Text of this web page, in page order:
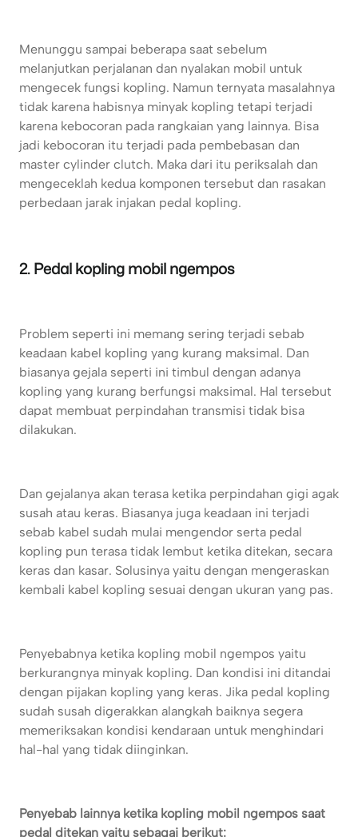
Menunggu sampai beberapa saat sebelum
melanjutkan perjalanan dan nyalakan mobil untuk
mengecek fungsi kopling. Namun ternyata masalahnya
tidak karena habisnya minyak kopling tetapi terjadi
karena kebocoran pada rangkaian yang lainnya. Bisa
jadi kebocoran itu terjadi pada pembebasan dan
master cylinder clutch. Maka dari itu periksalah dan
mengeceklah kedua komponen tersebut dan rasakan
perbedaan jarak injakan pedal kopling.
2. Pedal kopling mobil ngempos
Problem seperti ini memang sering terjadi sebab
keadaan kabel kopling yang kurang maksimal. Dan
biasanya gejala seperti ini timbul dengan adanya
kopling yang kurang berfungsi maksimal. Hal tersebut
dapat membuat perpindahan transmisi tidak bisa
dilakukan.
Dan gejalanya akan terasa ketika perpindahan gigi agak
susah atau keras. Biasanya juga keadaan ini terjadi
sebab kabel sudah mulai mengendor serta pedal
kopling pun terasa tidak lembut ketika ditekan, secara
keras dan kasar. Solusinya yaitu dengan mengeraskan
kembali kabel kopling sesuai dengan ukuran yang pas.
Penyebabnya ketika kopling mobil ngempos yaitu
berkurangnya minyak kopling. Dan kondisi ini ditandai
dengan pijakan kopling yang keras. Jika pedal kopling
sudah susah digerakkan alangkah baiknya segera
memeriksakan kondisi kendaraan untuk menghindari
hal-hal yang tidak diinginkan.
Penyebab lainnya ketika kopling mobil ngempos saat
pedal ditekan yaitu sebagai berikut: